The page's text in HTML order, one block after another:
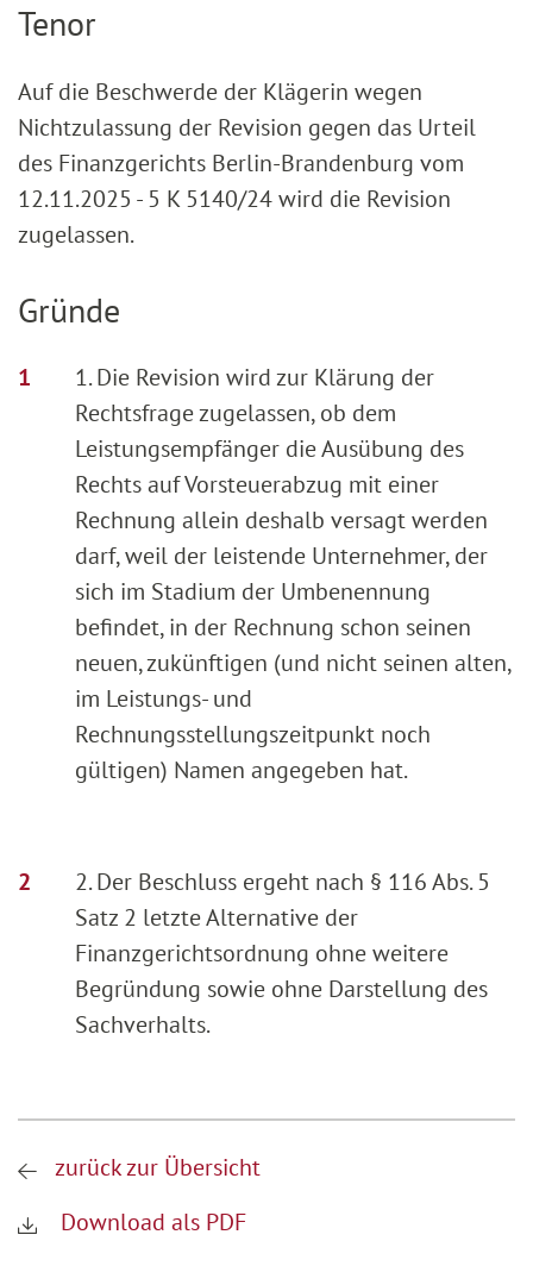
Tenor
Auf die Beschwerde der Klägerin wegen
Nichtzulassung der Revision gegen das Urteil
des Finanzgerichts Berlin-Brandenburg vom
12.11.2025 - 5 K 5140/24 wird die Revision
zugelassen.
Gründe
1. Die Revision wird zur Klärung der
Rechtsfrage zugelassen, ob dem
Leistungsempfänger die Ausübung des
Rechts auf Vorsteuerabzug mit einer
Rechnung allein deshalb versagt werden
darf, weil der leistende Unternehmer, der
sich im Stadium der Umbenennung
befindet, in der Rechnung schon seinen
neuen, zukünftigen (und nicht seinen alten,
im Leistungs- und
Rechnungsstellungszeitpunkt noch
gültigen) Namen angegeben hat.
2. Der Beschluss ergeht nach § 116 Abs. 5
Satz 2 letzte Alternative der
Finanzgerichtsordnung ohne weitere
Begründung sowie ohne Darstellung des
Sachverhalts.
zurück zur Übersicht
Download als PDF